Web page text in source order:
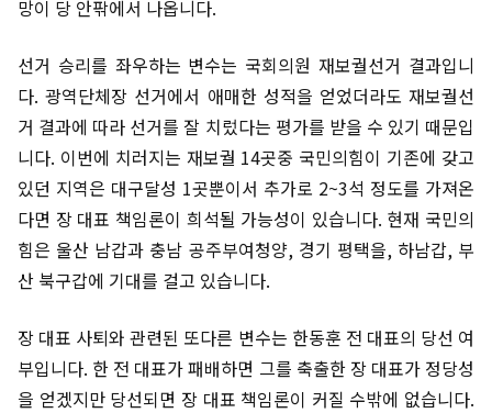
망이 당 안팎에서 나옵니다.
선거 승리를 좌우하는 변수는 국회의원 재보궐선거 결과입니
다. 광역단체장 선거에서 애매한 성적을 얻었더라도 재보궐선
거 결과에 따라 선거를 잘 치렀다는 평가를 받을 수 있기 때문입
니다. 이번에 치러지는 재보궐 14곳중 국민의힘이 기존에 갖고
있던 지역은 대구달성 1곳뿐이서 추가로 2~3석 정도를 가져온
다면 장 대표 책임론이 희석될 가능성이 있습니다. 현재 국민의
힘은 울산 남갑과 충남 공주부여청양, 경기 평택을, 하남갑, 부
산 북구갑에 기대를 걸고 있습니다.
장 대표 사퇴와 관련된 또다른 변수는 한동훈 전 대표의 당선 여
부입니다. 한 전 대표가 패배하면 그를 축출한 장 대표가 정당성
을 얻겠지만 당선되면 장 대표 책임론이 커질 수밖에 없습니다.